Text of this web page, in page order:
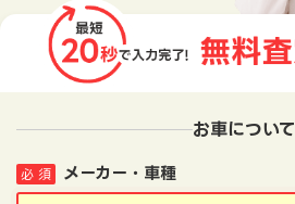
お車について
メーカー・車種
必 須